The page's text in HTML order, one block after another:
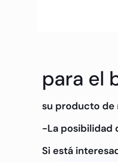
para el
su producto de
-La posibilidad
Si está